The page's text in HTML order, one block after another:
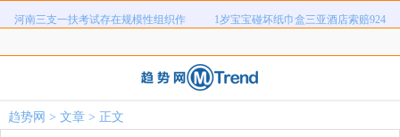
河南三支一扶考试存在规模性组织作 1岁宝宝碰坏纸巾盒三亚酒店索赔924
26岁女儿谈47岁妈妈突然产女 儿子举报身价上亿父亲说家已破碎
海口80吨高危化学品瞒报
趋势网 > 文章> 正文